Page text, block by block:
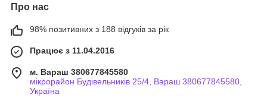
Про нас
98% позитивних з 188 відгуків за рік
Працює з 11.04.2016
м. Вараш 380677845580
мікрорайон Будівельників 25/4, Вараш 380677845580,
Україна